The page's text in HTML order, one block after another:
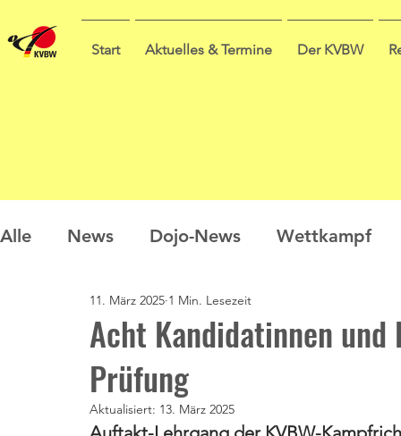
Start Aktuelles & Termine Der KVBW
Alle News Dojo-News Wettkampf
Nachwuchs Prüfungen
Sommercamp Umfrage
Acht Kandidatinnen und
Prüfung
11. März 2025 1 Min. Lesezeit
Aktualisiert: 13. März 2025